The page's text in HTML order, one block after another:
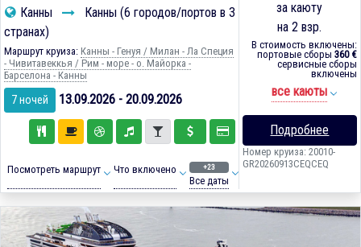
Канны
Канны (6 городов/портов в 3
странах)
Маршрут круиза: Канны - Генуя / Милан - Ла Специя
- Чивитавеккья / Рим - море - о. Майорка -
Барселона - Канны
7 ночей 13.09.2026 - 20.09.2026
Посмотреть маршрут Что включено +23
Все даты
за каюту
на 2 взр.
В стоимость включены:
портовые сборы 360 €
сервисные сборы
включены
все каюты
Подробнее
Номер круиза: 20010-
GR20260913CEQCEQ